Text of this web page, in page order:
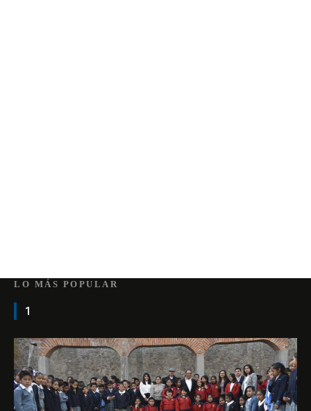
LO MÁS POPULAR
1